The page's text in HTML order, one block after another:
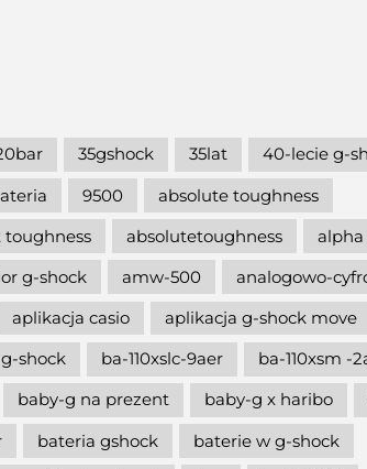
35gshock 35lat
40-lecie g-
9500
absolute toughness
absolutetoughness
alpha
g-shock
amw-500
analogowo-
aplikacja casio
aplikacja g-shock move
shock
ba-110xslc-9aer
ba-110xsm -
baby-g na prezent baby-g x haribo
bateria gshock
baterie w g-shock